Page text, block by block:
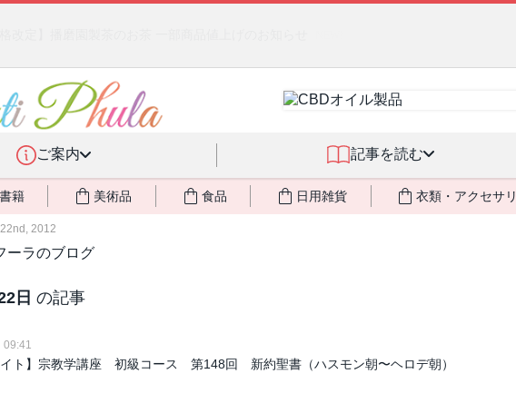
ご案内 記事を読む
籍 美術品 食品 日用雑貨 衣類・アクセサリ
2012
日 の記事
09:41
イト】宗教学講座 初級コース 第148回 新約聖書（ハスモン朝〜ヘロデ朝）